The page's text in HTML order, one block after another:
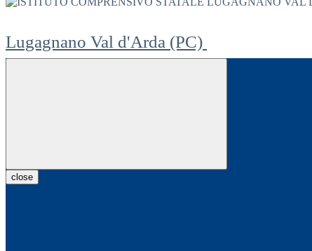
Lugagnano Val d'Arda (PC)
close